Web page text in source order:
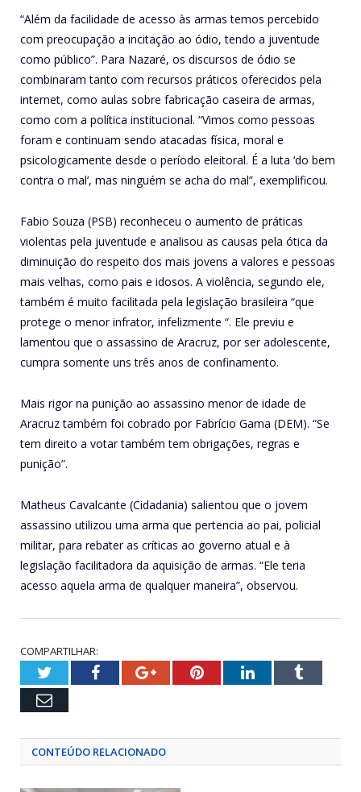
“Além da facilidade de acesso às armas temos percebido
com preocupação a incitação ao ódio, tendo a juventude
como público”. Para Nazaré, os discursos de ódio se
combinaram tanto com recursos práticos oferecidos pela
internet, como aulas sobre fabricação caseira de armas,
como com a política institucional. “Vimos como pessoas
foram e continuam sendo atacadas física, moral e
psicologicamente desde o período eleitoral. É a luta ‘do bem
contra o mal’, mas ninguém se acha do mal”, exemplificou.
Fabio Souza (PSB) reconheceu o aumento de práticas
violentas pela juventude e analisou as causas pela ótica da
diminuição do respeito dos mais jovens a valores e pessoas
mais velhas, como pais e idosos. A violência, segundo ele,
também é muito facilitada pela legislação brasileira “que
protege o menor infrator, infelizmente “. Ele previu e
lamentou que o assassino de Aracruz, por ser adolescente,
cumpra somente uns três anos de confinamento.
Mais rigor na punição ao assassino menor de idade de
Aracruz também foi cobrado por Fabrício Gama (DEM). “Se
tem direito a votar também tem obrigações, regras e
punição”.
Matheus Cavalcante (Cidadania) salientou que o jovem
assassino utilizou uma arma que pertencia ao pai, policial
militar, para rebater as críticas ao governo atual e à
legislação facilitadora da aquisição de armas. “Ele teria
acesso aquela arma de qualquer maneira”, observou.
COMPARTILHAR:
TwitterFacebookGoogle+PinterestLinkedInTumblr
Email
CONTEÚDO RELACIONADO